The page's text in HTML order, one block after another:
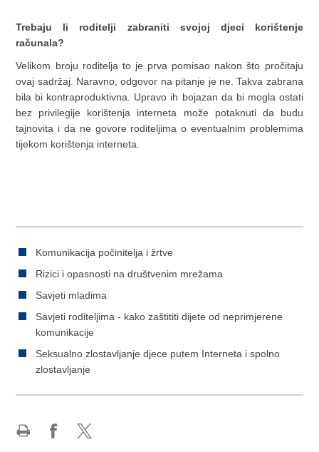
Trebaju li roditelji zabraniti svojoj djeci korištenje
računala?
Velikom broju roditelja to je prva pomisao nakon što pročitaju
ovaj sadržaj. Naravno, odgovor na pitanje je ne. Takva zabrana
bila bi kontraproduktivna. Upravo ih bojazan da bi mogla ostati
bez privilegije korištenja interneta može potaknuti da budu
tajnovita i da ne govore roditeljima o eventualnim problemima
tijekom korištenja interneta.
Komunikacija počinitelja i žrtve
Rizici i opasnosti na društvenim mrežama
Savjeti mladima
Savjeti roditeljima - kako zaštititi dijete od neprimjerene
komunikacije
Seksualno zlostavljanje djece putem Interneta i spolno
zlostavljanje